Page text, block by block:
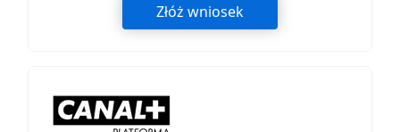
Złóż wniosek